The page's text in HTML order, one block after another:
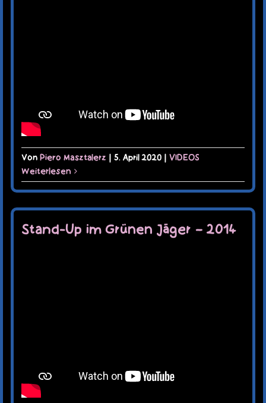
Von Piero Masztalerz | 5. April 2020 | VIDEOS
Weiterlesen
Stand-Up im Grünen Jäger – 2014